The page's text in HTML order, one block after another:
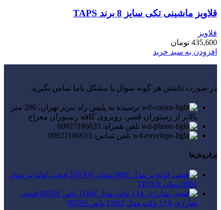
قلاویز ماشینی تکی سایز 8 برند TAPS
قلاویز
435,600 تومان
افزودن به سبد خرید
در صورت داشتن هر گونه سوال یا مشکل باما تماس بگیرید
نرسیده به پلیس راه تبریز تهران، 200 متر
بالاتر از رستوران قصر، روبروی کافه رستوران معراج
تلفن همراه: 09027186633
تلفن تماس: 09027186633
پرفروش‌ها
قیچی لوله بر مدل
0801 تیوان TIVAN
قیچی
شارژی ۱۱۸ ولت مدل 118vf باس BOSS